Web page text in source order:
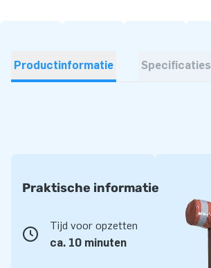
Productinformatie Specificaties
Praktische informatie
Tijd voor opzetten
ca. 10 minuten